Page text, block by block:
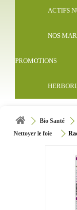
ACTIFS
NOS
PROMOTIONS
Bio Santé
Nettoyer le foie